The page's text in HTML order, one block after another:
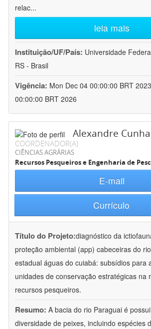
relac...
leia mais
Instituição/UF/País: Universidade
RS - Brasil
Vigência: Mon Dec 04 00:00:00 BRT
00:00:00 BRT 2026
Alexandre
COORDENADOR(A)
CIÊNCIAS AGRÁRIAS
Recursos Pesqueiros e Engenharia de
E-mail
Currículo
Título do Projeto:diagnóstico da
proteção ambiental (app) cabeceiras do rio
estadual águas do cuiabá: subsídios para
unidades de conservação estratégicas na
recursos pesqueiros.
Resumo: A bacia do rio Paraguai é
diversidade de peixes, incluindo espécies